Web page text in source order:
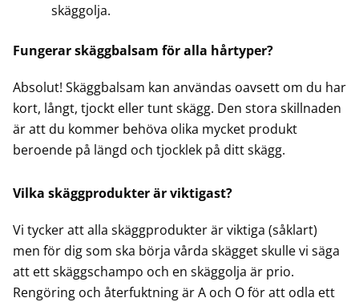
skäggolja.
Fungerar skäggbalsam för alla hårtyper?
Absolut! Skäggbalsam kan användas oavsett om du har
kort, långt, tjockt eller tunt skägg. Den stora skillnaden
är att du kommer behöva olika mycket produkt
beroende på längd och tjocklek på ditt skägg.
Vilka skäggprodukter är viktigast?
Vi tycker att alla skäggprodukter är viktiga (såklart)
men för dig som ska börja vårda skägget skulle vi säga
att ett skäggschampo och en skäggolja är prio.
Rengöring och återfuktning är A och O för att odla ett